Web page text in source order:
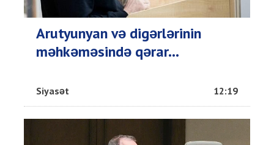
Arutyunyan və digərlərinin
məhkəməsində qərar...
Siyasət 12:19